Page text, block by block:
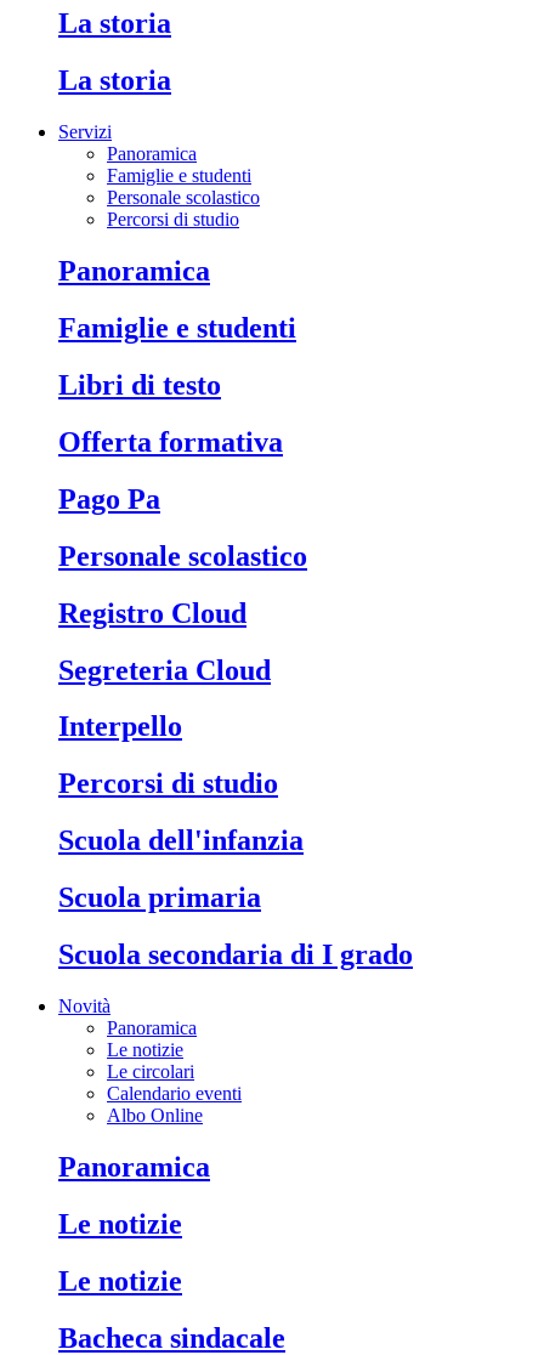
La storia
La storia
Servizi
Panoramica
Famiglie e studenti
Personale scolastico
Percorsi di studio
Panoramica
Famiglie e studenti
Libri di testo
Offerta formativa
Pago Pa
Personale scolastico
Registro Cloud
Segreteria Cloud
Interpello
Percorsi di studio
Scuola dell'infanzia
Scuola primaria
Scuola secondaria di I grado
Novità
Panoramica
Le notizie
Le circolari
Calendario eventi
Albo Online
Panoramica
Le notizie
Le notizie
Bacheca sindacale